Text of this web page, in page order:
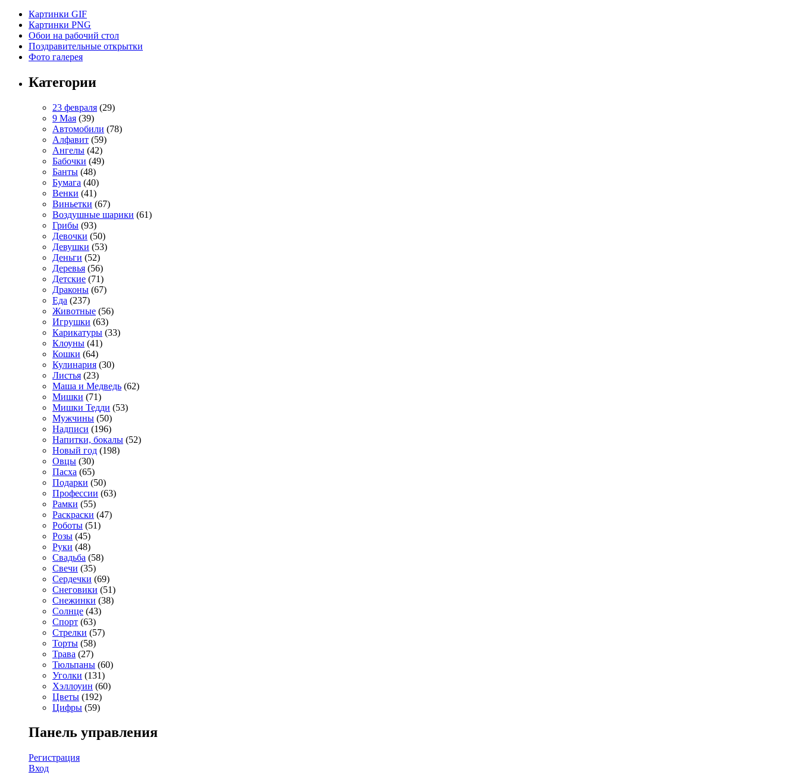
Картинки GIF
Картинки PNG
Обои на рабочий стол
Поздравительные открытки
Фото галерея
Категории
23 февраля (29)
9 Мая (39)
Автомобили (78)
Алфавит (59)
Ангелы (42)
Бабочки (49)
Банты (48)
Бумага (40)
Венки (41)
Виньетки (67)
Воздушные шарики (61)
Грибы (93)
Девочки (50)
Девушки (53)
Деньги (52)
Деревья (56)
Детские (71)
Драконы (67)
Еда (237)
Животные (56)
Игрушки (63)
Карикатуры (33)
Клоуны (41)
Кошки (64)
Кулинария (30)
Листья (23)
Маша и Медведь (62)
Мишки (71)
Мишки Тедди (53)
Мужчины (50)
Надписи (196)
Напитки, бокалы (52)
Новый год (198)
Овцы (30)
Пасха (65)
Подарки (50)
Профессии (63)
Рамки (55)
Раскраски (47)
Роботы (51)
Розы (45)
Руки (48)
Свадьба (58)
Свечи (35)
Сердечки (69)
Снеговики (51)
Снежинки (38)
Солнце (43)
Спорт (63)
Стрелки (57)
Торты (58)
Трава (27)
Тюльпаны (60)
Уголки (131)
Хэллоуин (60)
Цветы (192)
Цифры (59)
Панель управления
Регистрация
Вход